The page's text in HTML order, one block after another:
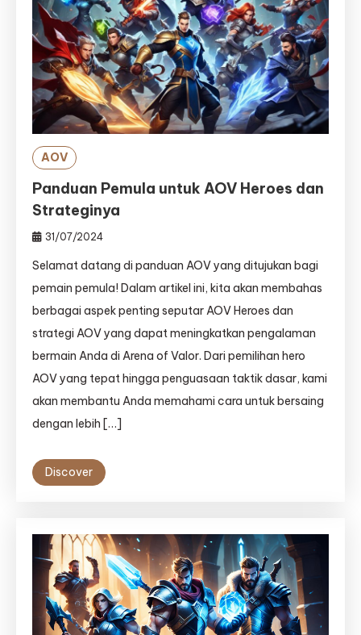
AOV
Panduan Pemula untuk AOV Heroes dan
Strateginya
31/07/2024
Selamat datang di panduan AOV yang ditujukan bagi
pemain pemula! Dalam artikel ini, kita akan membahas
berbagai aspek penting seputar AOV Heroes dan
strategi AOV yang dapat meningkatkan pengalaman
bermain Anda di Arena of Valor. Dari pemilihan hero
AOV yang tepat hingga penguasaan taktik dasar, kami
akan membantu Anda memahami cara untuk bersaing
dengan lebih […]
Discover